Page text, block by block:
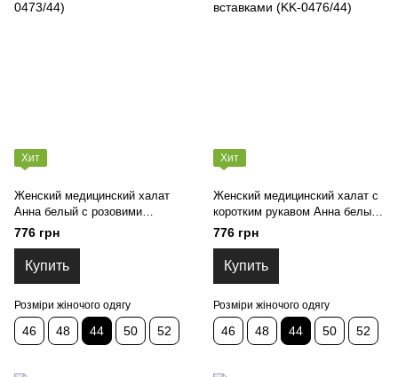
Хит
Женский медицинский халат
Анна белый с розовими
вставками (KK-0473/44)
776 грн
Купить
Розміри жіночого одягу
46 48 44 50 52
Хит
Женский медицинский халат с
коротким рукавом Анна белый
с бордовыми вставками (KK-
0476/44)
776 грн
Купить
Розміри жіночого одягу
46 48 44 50 52